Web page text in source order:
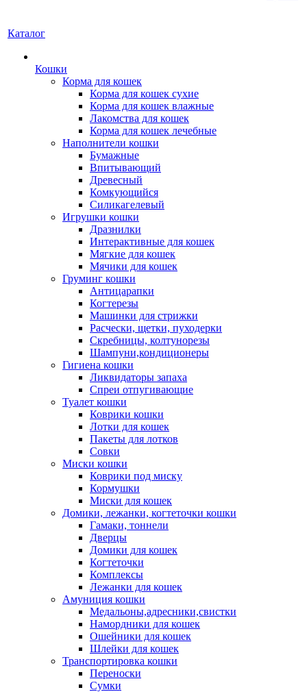
Каталог
Кошки
Корма для кошек
Корма для кошек сухие
Корма для кошек влажные
Лакомства для кошек
Корма для кошек лечебные
Наполнители кошки
Бумажные
Впитывающий
Древесный
Комкующийся
Силикагелевый
Игрушки кошки
Дразнилки
Интерактивные для кошек
Мягкие для кошек
Мячики для кошек
Груминг кошки
Антицарапки
Когтерезы
Машинки для стрижки
Расчески, щетки, пуходерки
Скребницы, колтунорезы
Шампуни,кондиционеры
Гигиена кошки
Ликвидаторы запаха
Спреи отпугивающие
Туалет кошки
Коврики кошки
Лотки для кошек
Пакеты для лотков
Совки
Миски кошки
Коврики под миску
Кормушки
Миски для кошек
Домики, лежанки, когтеточки кошки
Гамаки, тоннели
Дверцы
Домики для кошек
Когтеточки
Комплексы
Лежанки для кошек
Амуниция кошки
Медальоны,адресники,свистки
Намордники для кошек
Ошейники для кошек
Шлейки для кошек
Транспортировка кошки
Переноски
Сумки